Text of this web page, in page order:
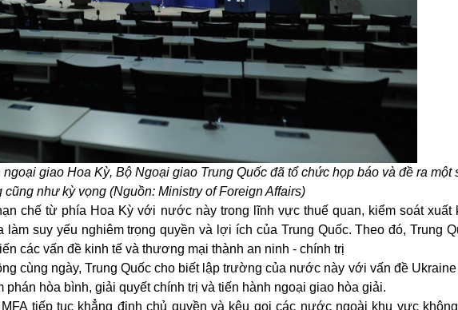
giao Hoa Kỳ, Bộ Ngoại giao Trung Quốc đã tổ chức họp báo và đề ra một
cũng như kỳ vọng (Nguồn: Ministry of Foreign Affairs)
chế từ phía Hoa Kỳ với nước này trong lĩnh vực thuế quan, kiểm soát xuất
suy yếu nghiêm trọng quyền và lợi ích của Trung Quốc. Theo đó, Trung
các vấn đề kinh tế và thương mại thành an ninh - chính trị
cùng ngày, Trung Quốc cho biết lập trường của nước này với vấn đề Ukraine
hòa bình, giải quyết chính trị và tiến hành ngoại giao hòa giải.
tiếp tục khẳng định chủ quyền và kêu gọi các nước ngoài khu vực